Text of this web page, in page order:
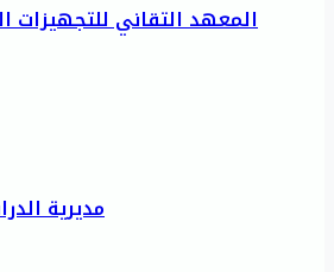
المعهد التقاني للتجهيزات
مديرية